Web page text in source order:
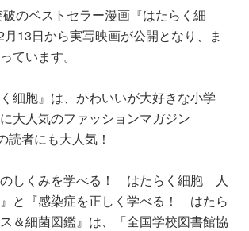
のベストセラー漫画『はたらく細
13日から実写映画が公開となり、ま
ています。
細胞』は、かわいいが大好きな小学
大人気のファッションマガジン
読者にも大人気！
のしくみを学べる！ はたらく細胞 人
と『感染症を正しく学べる！ はたら
＆細菌図鑑』は、「全国学校図書館協